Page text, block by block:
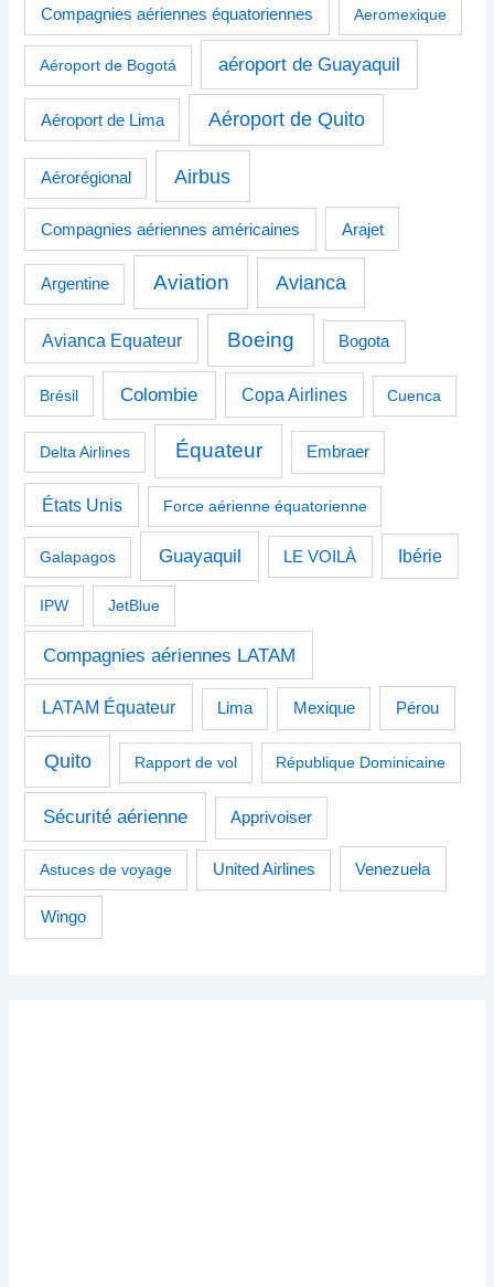
Compagnies aériennes équatoriennes Aeromexique
Aéroport de Bogotá aéroport de Guayaquil
Aéroport de Lima Aéroport de Quito
Aérorégional Airbus
Compagnies aériennes américaines Arajet
Argentine Aviation Avianca
Avianca Equateur Boeing Bogota
Brésil Colombie Copa Airlines Cuenca
Delta Airlines Équateur Embraer
États Unis Force aérienne équatorienne
Galapagos Guayaquil LE VOILÀ Ibérie
IPW JetBlue
Compagnies aériennes LATAM
LATAM Équateur Lima Mexique Pérou
Quito Rapport de vol République Dominicaine
Sécurité aérienne Apprivoiser
Astuces de voyage United Airlines Venezuela
Wingo